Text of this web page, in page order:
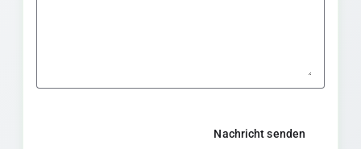
Nachricht senden